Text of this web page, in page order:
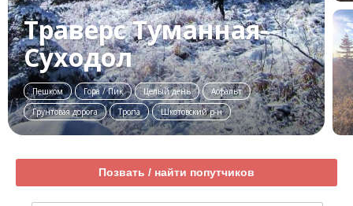
Траверс Туманная-
Суходол
Пешком Гора / Пик Целый день
Асфальт
Грунтовая дорога
Тропа Шкотовский р-н
Позвать / найти попутчиков